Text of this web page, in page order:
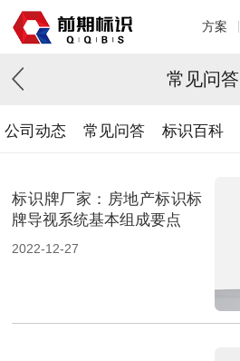
方案
常见问答
公司动态 常见问答 标识百科
标识牌厂家：房地产标识标
牌导视系统基本组成要点
2022-12-27